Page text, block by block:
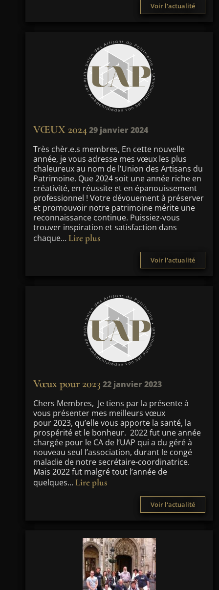
Voir l'actualité
VŒUX 202429 janvier 2024
Très chèr.e.s membres, En cette nouvelle
année, je vous adresse mes vœux les plus
chaleureux au nom de l’Union des Artisans du
Patrimoine. Que 2024 soit une année riche en
créativité, en réussite et en épanouissement
professionnel ! Votre dévouement à préserver
et promouvoir notre patrimoine mérite une
reconnaissance continue. Puissiez-vous
trouver inspiration et satisfaction dans
chaque… Lire plus
Voir l'actualité
Vœux pour 2023 22 janvier 2023
Chers Membres, Je tiens par la présente à
vous présenter mes meilleurs vœux
pour 2023, qu’elle vous apporte la santé, la
prospérité et le bonheur. 2022 fut une année
chargée pour le CA de l’UAP qui a du géré à
nouveau seul l’association, durant le congé
maladie de notre secrétaire-coordinatrice.
Mais 2022 fut malgré tout l’année de
quelques… Lire plus
Voir l'actualité